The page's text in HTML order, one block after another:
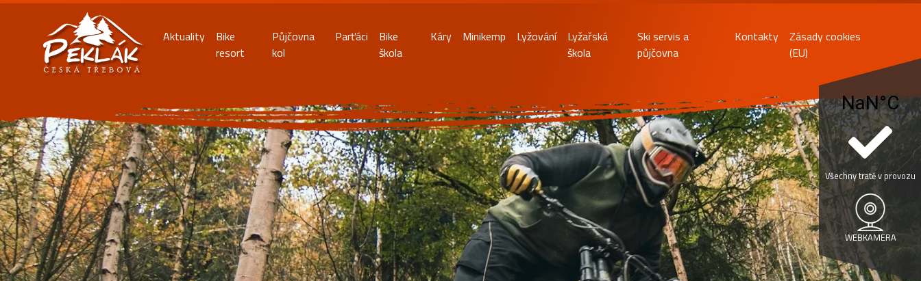
Aktuality
Bike
resort
Půjčovna
kol
Parťáci
Bike
škola
Káry Minikemp Lyžování
Lyžařská
škola
Ski servis a
půjčovna
Kontakty
Zásady cookies
(EU)
Všechny tratě v provozu
WEBKAMERA